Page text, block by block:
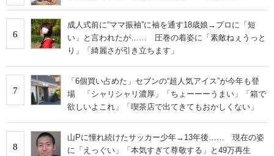
6
成人式前に“ママ振袖”に袖を通す18歳娘→プロに「短
い」と言われたが…… 圧巻の着姿に「素敵ねぇうっと
り」「綺麗さが引き立ちます」
7
「6個買い占めた」セブンの“超人気アイス”が今年も登
場 「シャリシャリ濃厚」「ちょーーーうまい」「箱で
欲しいよこれ」「喫茶店で出てきてもおかしくない」
8
山Pに憧れ続けたサッカー少年→13年後…… 現在の姿
に「えっぐい」「本気すぎて尊敬する」と49万再生